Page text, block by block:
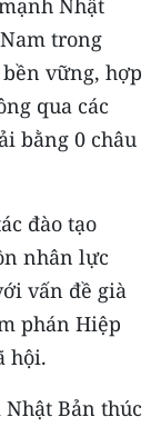
Nhật
trong
vững, hợp
qua các
bằng 0 châu
đào tạo
nhân lực
vấn đề già
phán Hiệp
hội.
Bản thúc